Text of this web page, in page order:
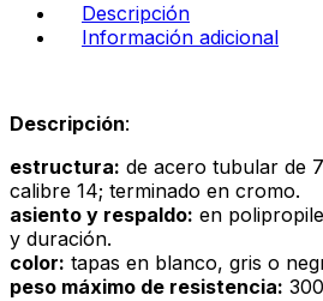
Descripción
Información adicional
Descripción:
estructura: de acero tubular de
calibre 14; terminado en cromo.
asiento y respaldo: en
y duración.
color: tapas en blanco, gris o
peso máximo de resistencia: